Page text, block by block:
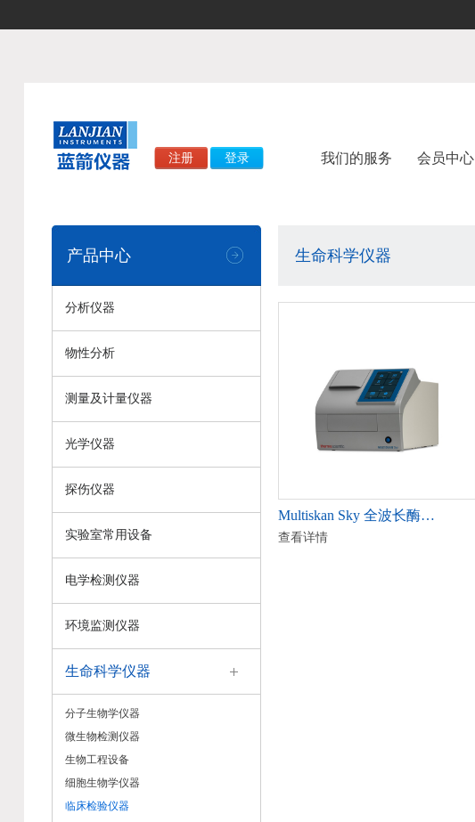
注册 登录 我们的服务 会员中心
产品中心
分析仪器
物性分析
测量及计量仪器
光学仪器
探伤仪器
实验室常用设备
电学检测仪器
环境监测仪器
生命科学仪器
分子生物学仪器
微生物检测仪器
生物工程设备
细胞生物学仪器
临床检验仪器
生命科学仪器
Multiskan Sky 全波长酶…
查看详情